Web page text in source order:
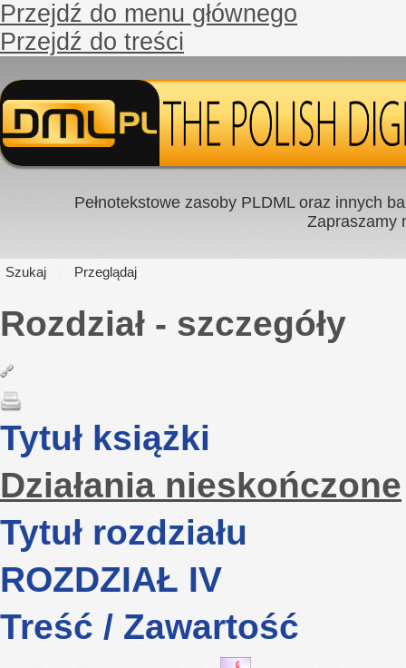
Przejdź do menu głównego
Przejdź do treści
Pełnotekstowe zasoby PLDML oraz innych
Zapraszamy
Szukaj Przeglądaj
Rozdział - szczegóły
Tytuł książki
Działania nieskończone
Tytuł rozdziału
ROZDZIAŁ IV
Treść / Zawartość